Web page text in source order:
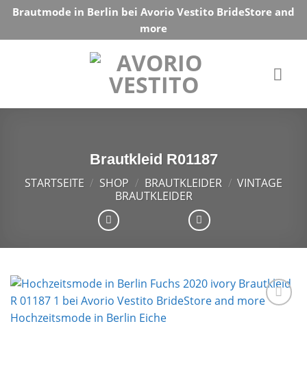
Skip
content
Brautmode in Berlin bei Avorio Vestito BrideStore and
more
Brautkleid R01187
STARTSEITE / SHOP / BRAUTKLEIDER / VINTAGE
BRAUTKLEIDER